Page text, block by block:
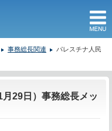
事務総長関連
パレスチナ人民
29日）事務総長メッ